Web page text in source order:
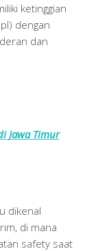
ketinggian
dengan
dan
Jawa Timur
dikenal
di mana
safety saat